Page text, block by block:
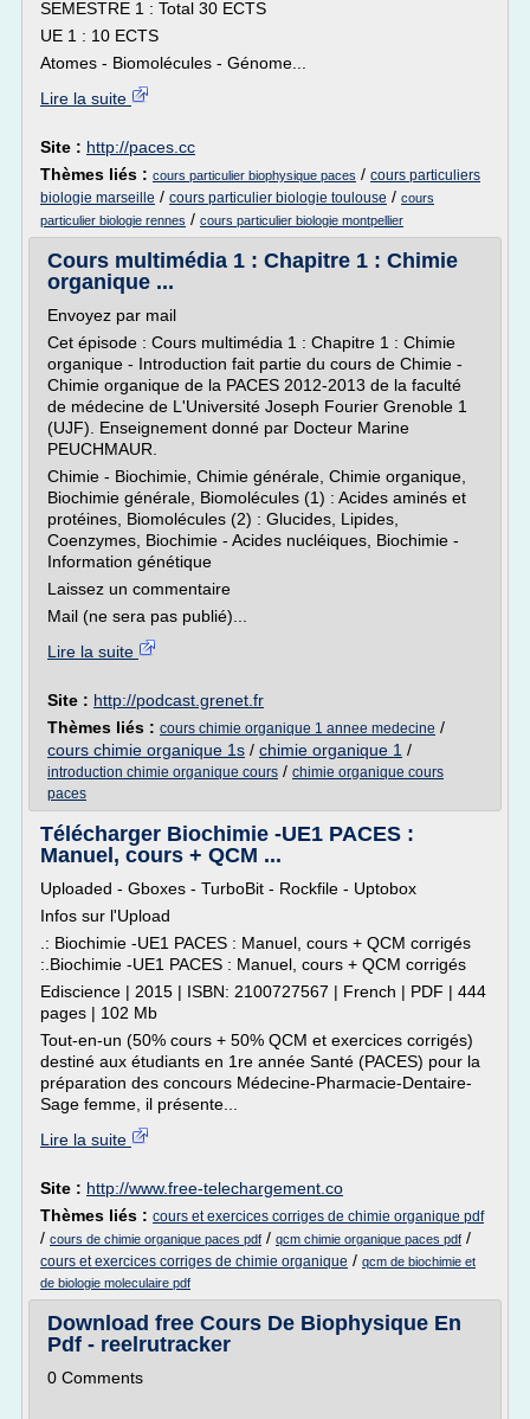
SEMESTRE 1 : Total 30 ECTS
UE 1 : 10 ECTS
Atomes - Biomolécules - Génome...
Lire la suite
Site : http://paces.cc
Thèmes liés : cours particulier biophysique paces / cours particuliers
biologie marseille / cours particulier biologie toulouse / cours
particulier biologie rennes / cours particulier biologie montpellier
Cours multimédia 1 : Chapitre 1 : Chimie
organique ...
Envoyez par mail
Cet épisode : Cours multimédia 1 : Chapitre 1 : Chimie
organique - Introduction fait partie du cours de Chimie -
Chimie organique de la PACES 2012-2013 de la faculté
de médecine de L'Université Joseph Fourier Grenoble 1
(UJF). Enseignement donné par Docteur Marine
PEUCHMAUR.
Chimie - Biochimie, Chimie générale, Chimie organique,
Biochimie générale, Biomolécules (1) : Acides aminés et
protéines, Biomolécules (2) : Glucides, Lipides,
Coenzymes, Biochimie - Acides nucléiques, Biochimie -
Information génétique
Laissez un commentaire
Mail (ne sera pas publié)...
Lire la suite
Site : http://podcast.grenet.fr
Thèmes liés : cours chimie organique 1 annee medecine /
cours chimie organique 1s / chimie organique 1 /
introduction chimie organique cours / chimie organique cours
paces
Télécharger Biochimie -UE1 PACES :
Manuel, cours + QCM ...
Uploaded - Gboxes - TurboBit - Rockfile - Uptobox
Infos sur l'Upload
.: Biochimie -UE1 PACES : Manuel, cours + QCM corrigés
:.Biochimie -UE1 PACES : Manuel, cours + QCM corrigés
Ediscience | 2015 | ISBN: 2100727567 | French | PDF | 444
pages | 102 Mb
Tout-en-un (50% cours + 50% QCM et exercices corrigés)
destiné aux étudiants en 1re année Santé (PACES) pour la
préparation des concours Médecine-Pharmacie-Dentaire-
Sage femme, il présente...
Lire la suite
Site : http://www.free-telechargement.co
Thèmes liés : cours et exercices corriges de chimie organique pdf
/ cours de chimie organique paces pdf / qcm chimie organique paces pdf /
cours et exercices corriges de chimie organique / qcm de biochimie et
de biologie moleculaire pdf
Download free Cours De Biophysique En
Pdf - reelrutracker
0 Comments